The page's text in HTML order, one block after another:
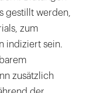
gestillt werden,
zum
indiziert sein.
zusätzlich